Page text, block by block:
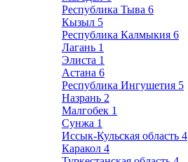
Республика Тыва 6
Кызыл 5
Республика Калмыкия 6
Лагань 1
Элиста 1
Астана 6
Республика Ингушетия 5
Назрань 2
Малгобек 1
Сунжа 1
Иссык-Кульская область 4
Каракол 4